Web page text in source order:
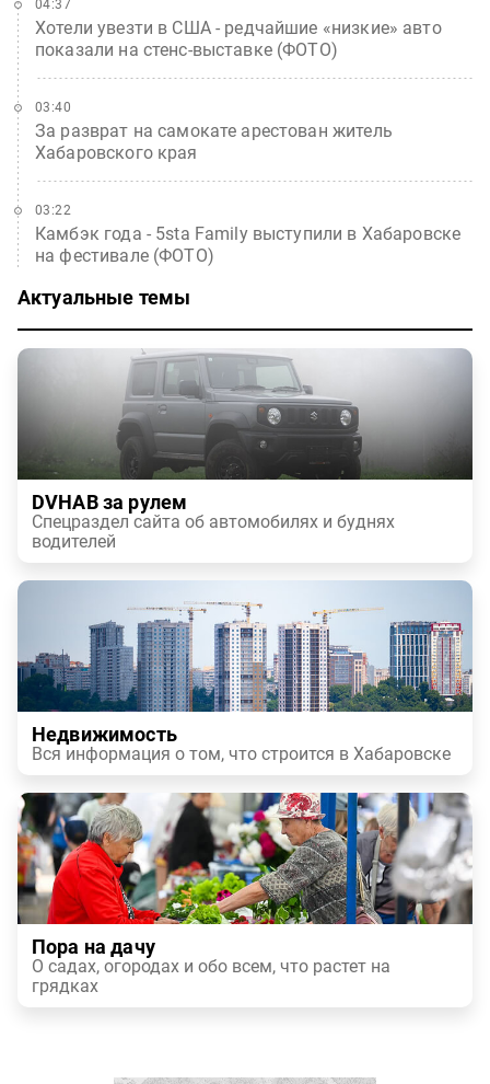
Хотели увезти в США - редчайшие «низкие» авто
показали на стенс-выставке (ФОТО)
04:37
За разврат на самокате арестован житель
Хабаровского края
03:40
Камбэк года - 5sta Family выступили в Хабаровске
на фестивале (ФОТО)
03:22
Актуальные темы
DVHAB за рулем
Спецраздел сайта об автомобилях и буднях
водителей
Недвижимость
Вся информация о том, что строится в Хабаровске
Пора на дачу
О садах, огородах и обо всем, что растет на
грядках